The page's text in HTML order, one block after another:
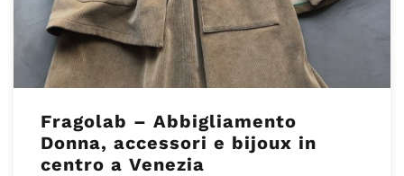
Fragolab – Abbigliamento
Donna, accessori e bijoux in
centro a Venezia